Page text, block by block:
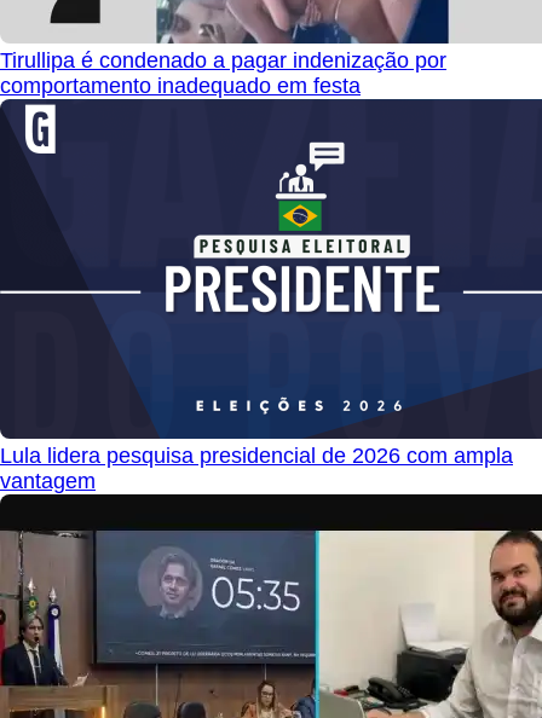
Tirullipa é condenado a pagar indenização por
comportamento inadequado em festa
Lula lidera pesquisa presidencial de 2026 com ampla
vantagem